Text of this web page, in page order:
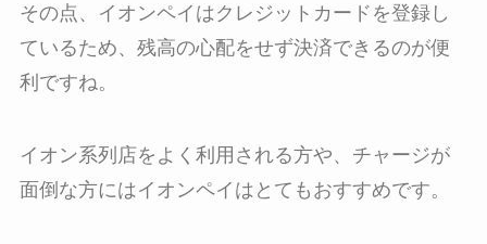
その点、イオンペイはクレジットカードを登録し
ているため、残高の心配をせず決済できるのが便
利ですね。
イオン系列店をよく利用される方や、チャージが
面倒な方にはイオンペイはとてもおすすめです。